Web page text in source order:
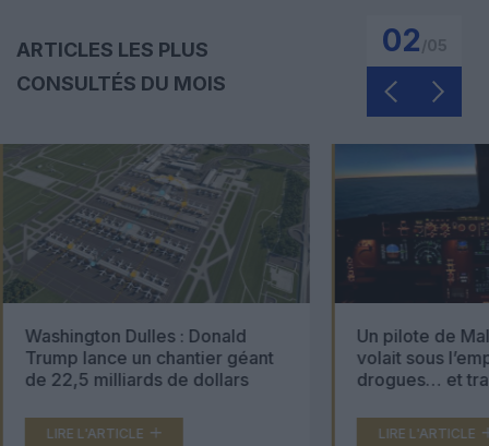
ARTICLES LES PLUS
CONSULTÉS DU MOIS
03
Un pilote de Malaysia Airlines
volait sous l’emprise de
drogues… et transportait 70
LIRE L'ARTICLE
Le 2 août
accident
LIRE